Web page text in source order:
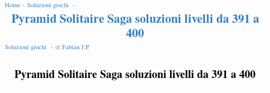
Home - Soluzioni giochi -
Pyramid Solitaire Saga soluzioni livelli da 391 a
400
Soluzioni giochi - di Fabian J.P.
Pyramid Solitaire Saga soluzioni livelli da 391 a 400